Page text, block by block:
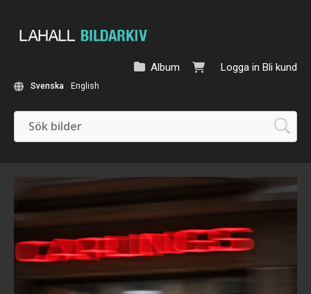
Logga in Bli kund
Album
Svenska English